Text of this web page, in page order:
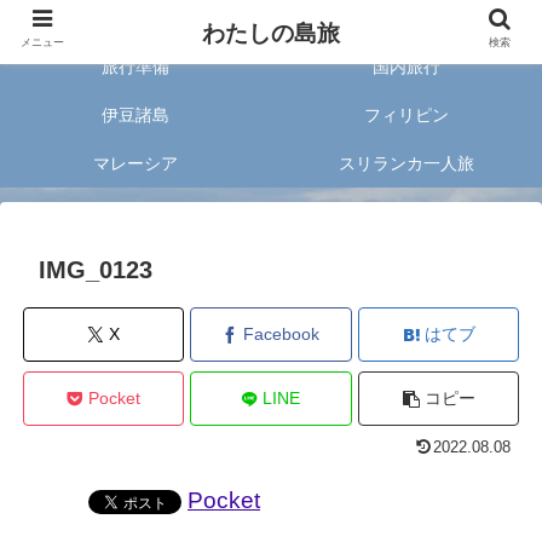
旅好きな20代女子が案内する旅のあれこれ✈︎
旅行準備 国内旅行
伊豆諸島 フィリピン
マレーシア スリランカ一人旅
IMG_0123
X Facebook はてブ
Pocket LINE コピー
2022.08.08
Pocket
メニュー わたしの島旅 検索